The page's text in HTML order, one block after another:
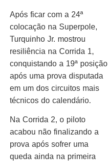
Após ficar com a 24ª
colocação na Superpole,
Turquinho Jr. mostrou
resiliência na Corrida 1,
conquistando a 19ª posição
após uma prova disputada
em um dos circuitos mais
técnicos do calendário.
Na Corrida 2, o piloto
acabou não finalizando a
prova após sofrer uma
queda ainda na primeira